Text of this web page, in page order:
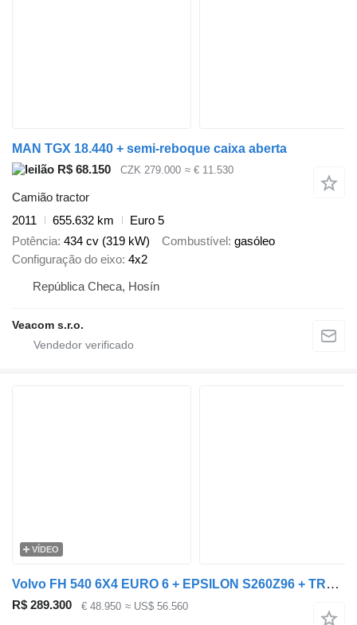
MAN TGX 18.440 + semi-reboque caixa aberta
R$ 68.150
CZK 279.000 ≈ € 11.530
Camião tractor
2011
655.632 km
Euro 5
Potência 434 cv (319 kW) Combustível
gasóleo
Configuração do eixo 4x2
República Checa, Hosín
Veacom s.r.o.
VÍDEO
Volvo FH 540 6X4 EURO 6 + EPSILON S260Z96 + TRAILER 4 AXLE DOLL + semi-reboque de transporte de madeira
R$ 289.300 € 48.950 ≈ US$ 56.560